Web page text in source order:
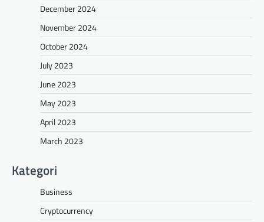
December 2024
November 2024
October 2024
July 2023
June 2023
May 2023
April 2023
March 2023
Kategori
Business
Cryptocurrency